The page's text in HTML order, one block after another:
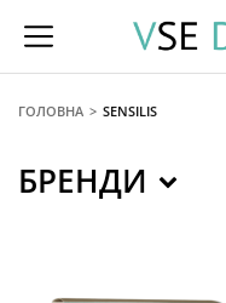
You are here:
ГОЛОВНА SENSILIS
БРЕНДИ